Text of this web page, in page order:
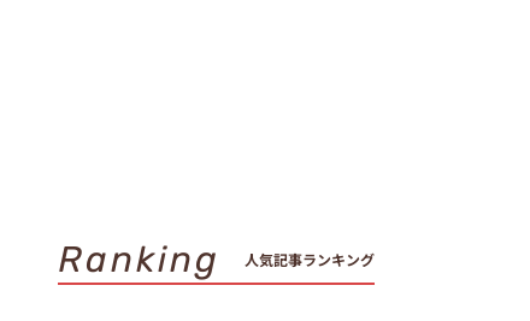
Ranking 人気記事ランキング